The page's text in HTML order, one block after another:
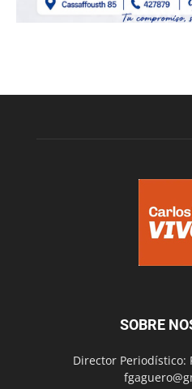
SOBRE
Director Periodístico: